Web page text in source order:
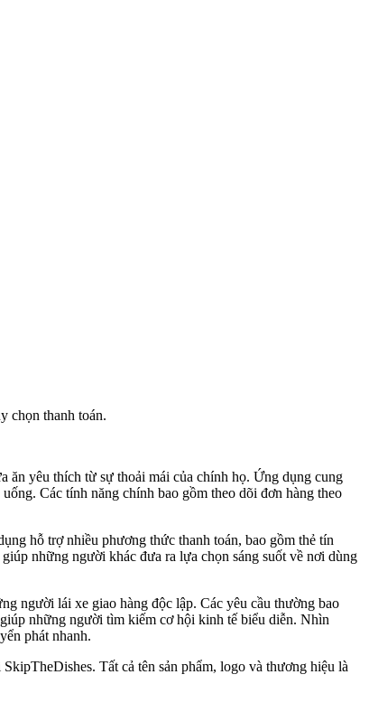
chọn thanh toán.
ăn yêu thích từ sự thoải mái của chính họ. Ứng dụng cung
Các tính năng chính bao gồm theo dõi đơn hàng theo
hỗ trợ nhiều phương thức thanh toán, bao gồm thẻ tín
những người khác đưa ra lựa chọn sáng suốt về nơi dùng
người lái xe giao hàng độc lập. Các yêu cầu thường bao
những người tìm kiếm cơ hội kinh tế biểu diễn. Nhìn
phát nhanh.
Tất cả tên sản phẩm, logo và thương hiệu là